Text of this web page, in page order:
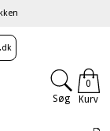
0
Kurv
Søg